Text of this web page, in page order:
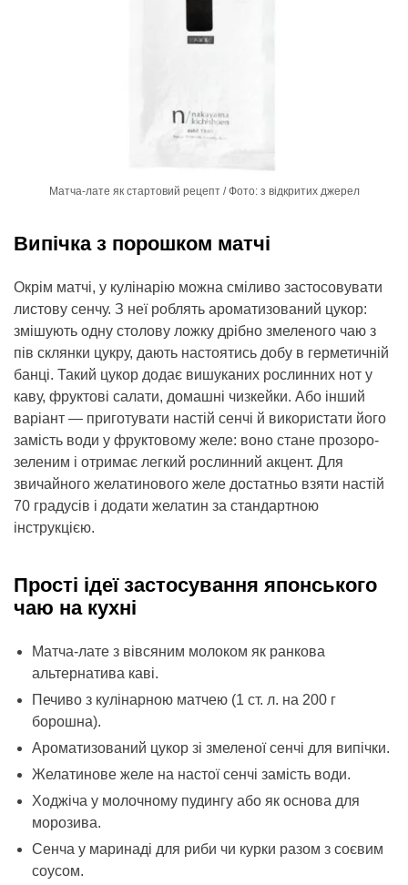
Матча-лате як стартовий рецепт / Фото: з відкритих джерел
Випічка з порошком матчі
Окрім матчі, у кулінарію можна сміливо застосовувати
листову сенчу. З неї роблять ароматизований цукор:
змішують одну столову ложку дрібно змеленого чаю з
пів склянки цукру, дають настоятись добу в герметичній
банці. Такий цукор додає вишуканих рослинних нот у
каву, фруктові салати, домашні чизкейки. Або інший
варіант — приготувати настій сенчі й використати його
замість води у фруктовому желе: воно стане прозоро-
зеленим і отримає легкий рослинний акцент. Для
звичайного желатинового желе достатньо взяти настій
70 градусів і додати желатин за стандартною
інструкцією.
Прості ідеї застосування японського
чаю на кухні
Матча-лате з вівсяним молоком як ранкова
альтернатива каві.
Печиво з кулінарною матчею (1 ст. л. на 200 г
борошна).
Ароматизований цукор зі змеленої сенчі для випічки.
Желатинове желе на настої сенчі замість води.
Ходжіча у молочному пудингу або як основа для
морозива.
Сенча у маринаді для риби чи курки разом з соєвим
соусом.